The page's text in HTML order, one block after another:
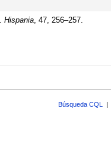
Hispania, 47, 256–257.
Búsqueda CQL |